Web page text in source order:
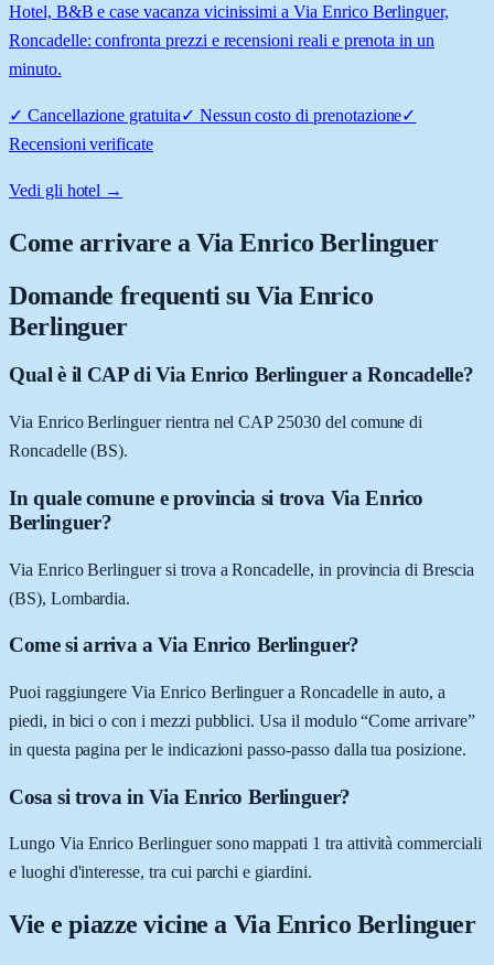
Hotel, B&B e case vacanza vicinissimi a Via Enrico Berlinguer,
Roncadelle: confronta prezzi e recensioni reali e prenota in un
minuto.
✓ Cancellazione gratuita✓ Nessun costo di prenotazione✓
Recensioni verificate
Vedi gli hotel →
Come arrivare aVia Enrico Berlinguer
Domande frequenti su Via Enrico
Berlinguer
Qual è il CAP di Via Enrico Berlinguer a Roncadelle?
Via Enrico Berlinguer rientra nel CAP 25030 del comune di
Roncadelle (BS).
In quale comune e provincia si trova Via Enrico
Berlinguer?
Via Enrico Berlinguer si trova a Roncadelle, in provincia di Brescia
(BS), Lombardia.
Come si arriva a Via Enrico Berlinguer?
Puoi raggiungere Via Enrico Berlinguer a Roncadelle in auto, a
piedi, in bici o con i mezzi pubblici. Usa il modulo “Come arrivare”
in questa pagina per le indicazioni passo-passo dalla tua posizione.
Cosa si trova in Via Enrico Berlinguer?
Lungo Via Enrico Berlinguer sono mappati 1 tra attività commerciali
e luoghi d'interesse, tra cui parchi e giardini.
Vie e piazze vicine a Via Enrico Berlinguer